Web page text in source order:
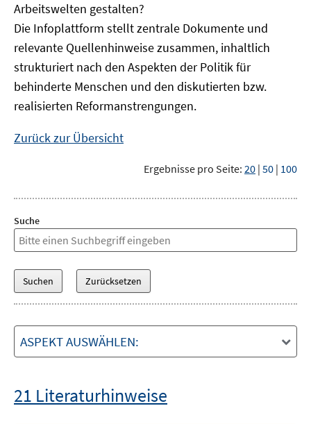
Arbeitswelten gestalten?
Die Infoplattform stellt zentrale Dokumente und
relevante Quellenhinweise zusammen, inhaltlich
strukturiert nach den Aspekten der Politik für
behinderte Menschen und den diskutierten bzw.
realisierten Reformanstrengungen.
Zurück zur Übersicht
Ergebnisse pro Seite: 20 | 50 | 100
Suche
ASPEKT AUSWÄHLEN:
21 Literaturhinweise